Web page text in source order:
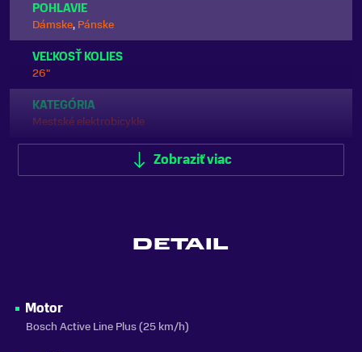
POHLAVIE
Dámske, Pánske
VEĽKOSŤ KOLIES
26"
KATEGÓRIA
Mestské elektrobicykle
Predné odpruženie (Hardtail)
ODNÍMATEĽNÁ BATÉRIA
Áno
Zobraziť viac
DETAIL
Motor
Bosch Active Line Plus (25 km/h)